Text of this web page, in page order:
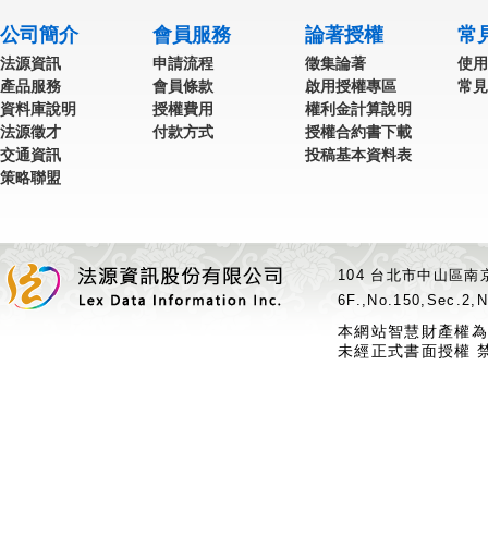
公司簡介
法源資訊
產品服務
資料庫說明
法源徵才
交通資訊
策略聯盟
會員服務
申請流程
會員條款
授權費用
付款方式
論著授權
徵集論著
啟用授權專區
權利金計算說明
授權合約書下載
投稿基本資料表
常
使
常
104 台北市中山區
本網站智慧財產權
未經正式書面授權